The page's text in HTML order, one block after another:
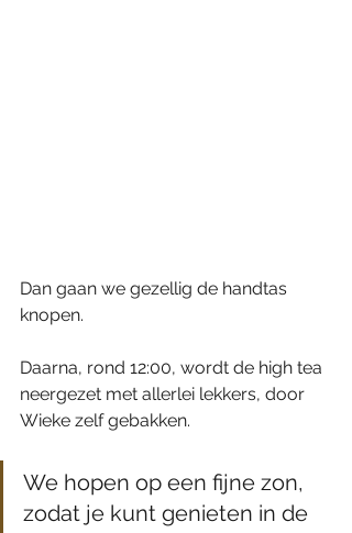
Dan gaan we gezellig de handtas
knopen.
Daarna, rond 12:00, wordt de high tea
neergezet met allerlei lekkers, door
Wieke zelf gebakken.
We hopen op een fijne zon,
zodat je kunt genieten in de